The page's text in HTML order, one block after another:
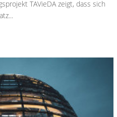
TAVieDA zeigt, dass sich